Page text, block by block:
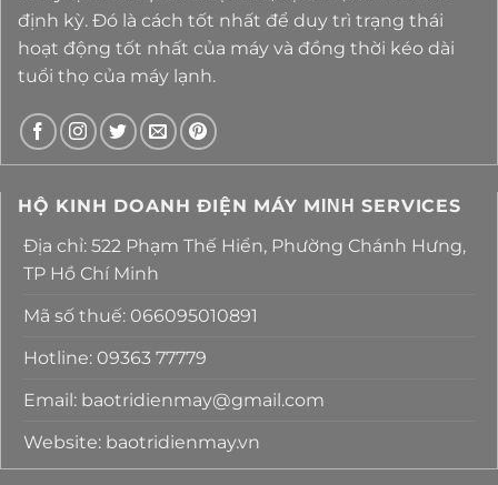
định kỳ. Đó là cách tốt nhất để duy trì trạng thái
hoạt động tốt nhất của máy và đồng thời kéo dài
tuổi thọ của máy lạnh.
HỘ KINH DOANH ĐIỆN MÁY MΙΝΗ SERVICES
Địa chỉ: 522 Phạm Thế Hiển, Phường Chánh Hưng,
TP Hồ Chí Minh
Mã số thuế: 066095010891
Hotline: 09363 77779
Email: baotridienmay@gmail.com
Website: baotridienmay.vn